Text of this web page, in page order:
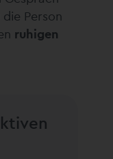
Person
ruhigen